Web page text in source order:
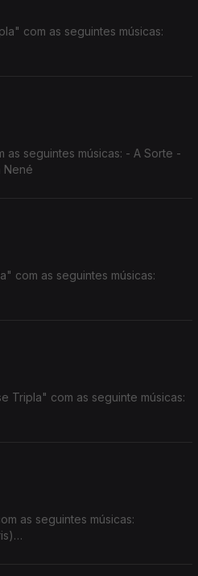
com as seguintes músicas:
seguintes músicas: - A Sorte -
Nené
com as seguintes músicas:
Tripla" com as seguinte músicas:
as seguintes músicas: